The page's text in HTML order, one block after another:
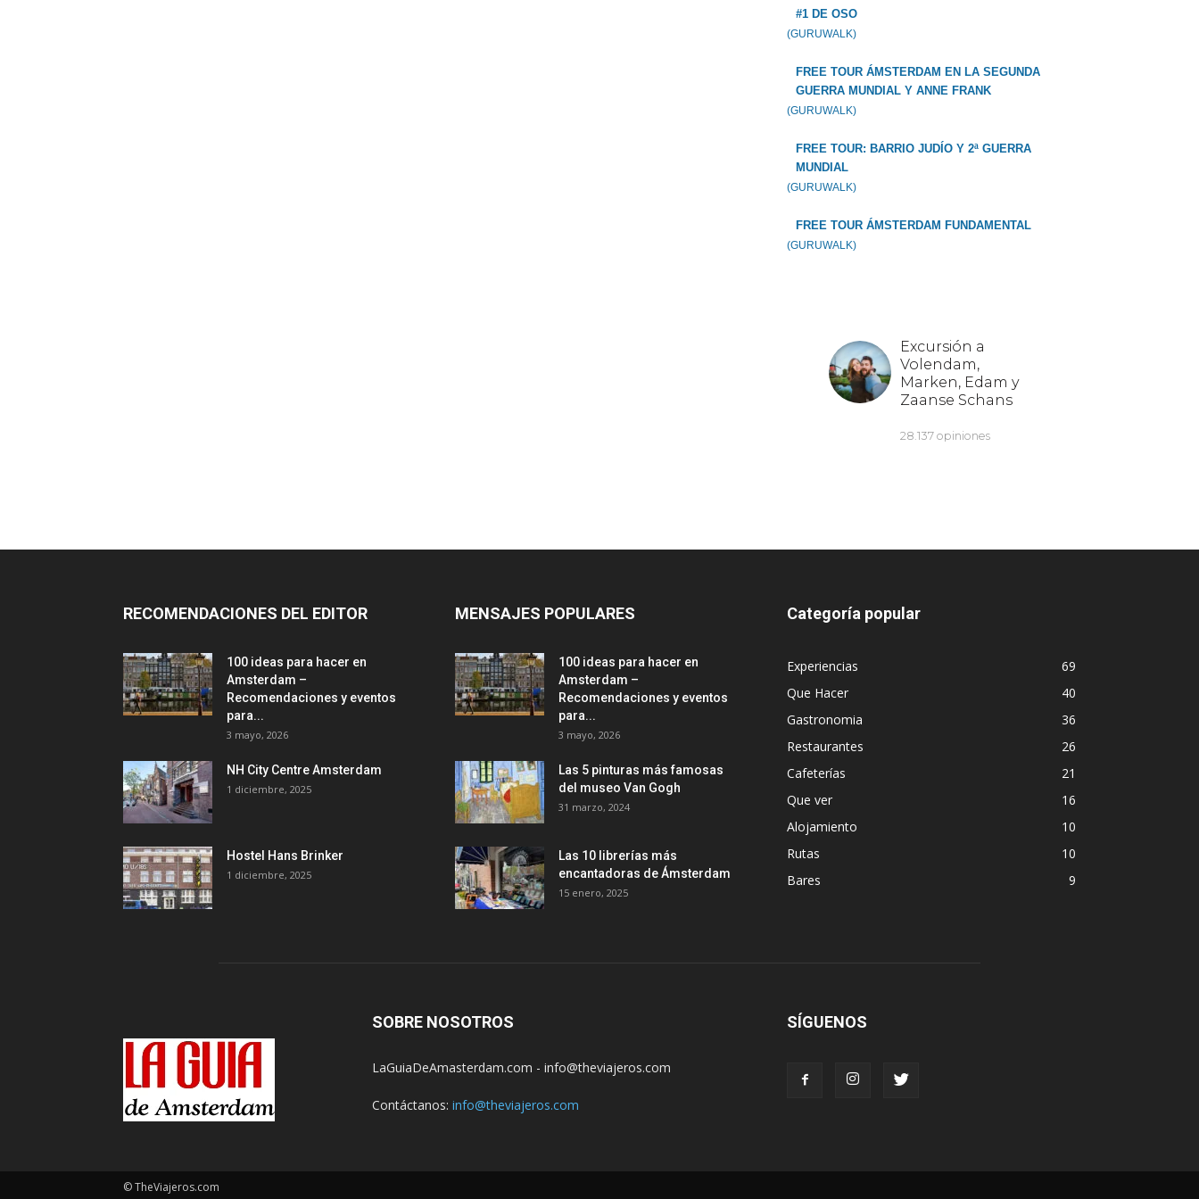
#1 DE OSO
(GURUWALK)
FREE TOUR ÁMSTERDAM EN LA SEGUNDA
GUERRA MUNDIAL Y ANNE FRANK
(GURUWALK)
FREE TOUR: BARRIO JUDÍO Y 2ª GUERRA
MUNDIAL
(GURUWALK)
FREE TOUR ÁMSTERDAM FUNDAMENTAL
(GURUWALK)
RECOMENDACIONES DEL EDITOR
100 ideas para hacer en
Amsterdam –
Recomendaciones y eventos
para...
3 mayo, 2026
NH City Centre Amsterdam
1 diciembre, 2025
Hostel Hans Brinker
1 diciembre, 2025
MENSAJES POPULARES
100 ideas para hacer en
Amsterdam –
Recomendaciones y eventos
para...
3 mayo, 2026
Las 5 pinturas más famosas
del museo Van Gogh
31 marzo, 2024
Las 10 librerías más
encantadoras de Ámsterdam
15 enero, 2025
Categoría popular
Experiencias
69
Que Hacer
40
Gastronomia
36
Restaurantes
26
Cafeterías
21
Que ver
16
Alojamiento
10
Rutas
10
Bares
9
SOBRE NOSOTROS
LaGuiaDeAmasterdam.com - info@theviajeros.com
Contáctanos: info@theviajeros.com
SÍGUENOS
© TheViajeros.com